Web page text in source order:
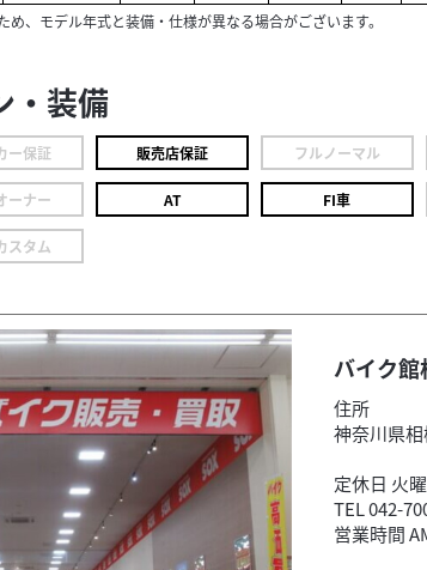
、モデル年式と装備・仕様が異なる場合がございます。
・装備
ー保証 販売店保証 フルノーマル
ーナー AT FI車
スタム
バイク館
住所
神奈川県
定休日 火
TEL 042-
営業時間